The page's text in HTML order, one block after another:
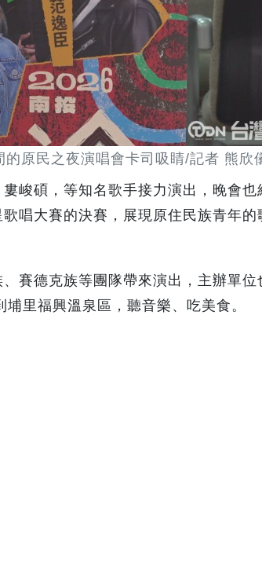
原民之夜演唱會卡司吸睛/記者 熊欣
峻碩，等知名歌手接力演出，晚會也
唱大賽的決賽，展現原住民族青年的
賽德克族等團隊帶來演出，主辦單位
里福興溫泉區，聽音樂、吃美食。